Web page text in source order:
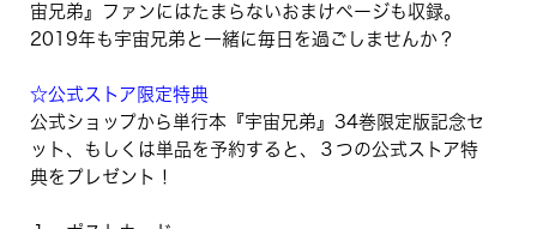
宙兄弟』ファンにはたまらないおまけページも収録。
2019年も宇宙兄弟と一緒に毎日を過ごしませんか？
☆公式ストア限定特典
公式ショップから単行本『宇宙兄弟』34巻限定版記念セ
ット、もしくは単品を予約すると、３つの公式ストア特
典をプレゼント！